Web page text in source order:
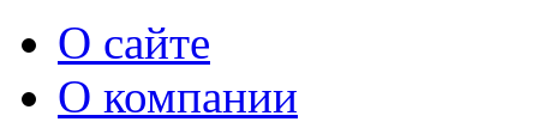
О сайте
О компании